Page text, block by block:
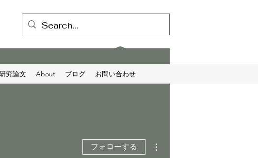
究論文 About ブログ お問い合わせ
フォローする